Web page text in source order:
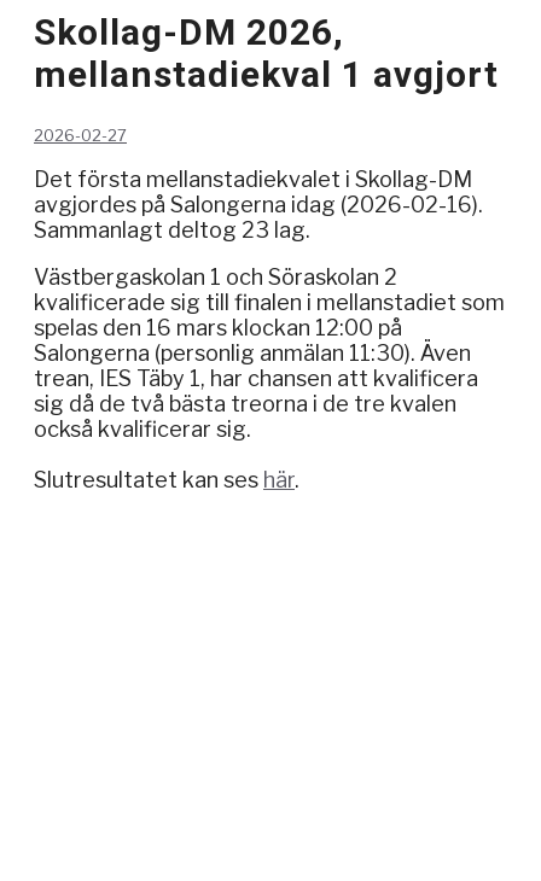
Skollag-DM 2026,
mellanstadiekval 1 avgjort
2026-02-27
Det första mellanstadiekvalet i Skollag-DM
avgjordes på Salongerna idag (2026-02-16).
Sammanlagt deltog 23 lag.
Västbergaskolan 1 och Söraskolan 2
kvalificerade sig till finalen i mellanstadiet som
spelas den 16 mars klockan 12:00 på
Salongerna (personlig anmälan 11:30). Även
trean, IES Täby 1, har chansen att kvalificera
sig då de två bästa treorna i de tre kvalen
också kvalificerar sig.
Slutresultatet kan ses här.